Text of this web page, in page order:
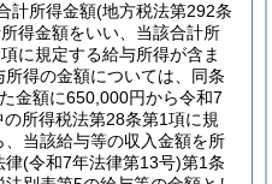
計所得金額(地方税法第292条
得金額をいい、当該合計所
に規定する給与所得が含ま
得の金額については、同条
金額に650,000円から令和7
所得税法第28条第1項に規
当該給与等の収入金額を所
律(令和7年法律第13号)第1条